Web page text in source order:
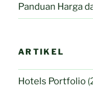
Panduan Harga
ARTIKEL
Hotels Portfolio